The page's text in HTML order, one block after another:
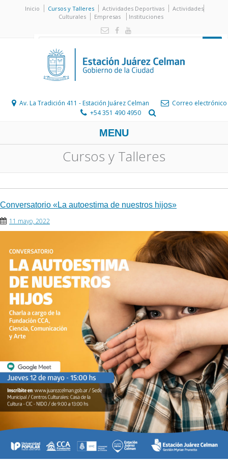
Inicio Cursos y Talleres Actividades Deportivas
Actividades
Culturales
Empresas Instituciones
Av. La Tradición 411 - Estación Juárez Celman
Correo electrónico
+54 351 490 4950
MENU
Cursos y Talleres
Conversatorio «La autoestima de nuestros hijos»
11 mayo, 2022